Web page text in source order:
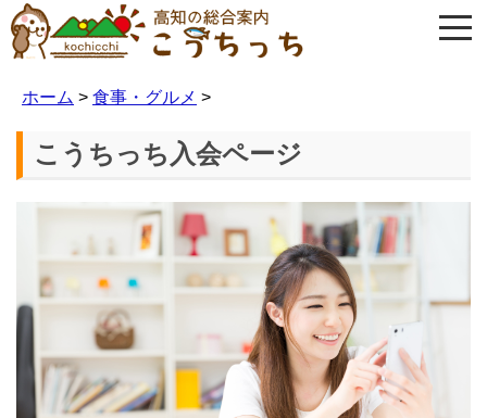
ホーム > 食事・グルメ >
こうちっち入会ページ